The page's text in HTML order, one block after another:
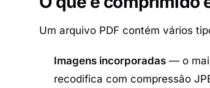
Um arquivo PDF contém vários
Imagens incorporadas — o
recodifica com compressão